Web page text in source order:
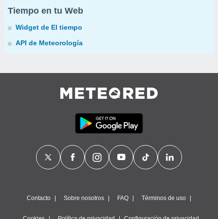
Tiempo en tu Web
Widget de El tiempo
API de Meteorología
Contacto Sobre nosotros FAQ Términos de uso